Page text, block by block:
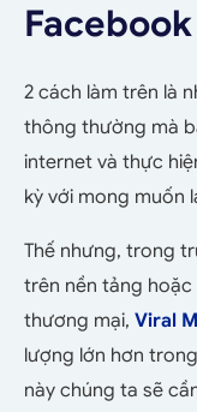
2 cách làm trên là
thông thường mà
internet và thực
kỳ với mong muốn
Thế nhưng, trong
trên nền tảng hoặc
thương mại, Viral
lượng lớn hơn
này chúng ta sẽ